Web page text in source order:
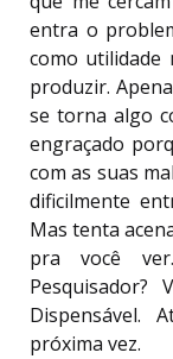
entra o
como utilidade
produzir.
se torna algo
engraçado
com as suas
dificilmente
Mas tenta
pra você
Pesquisador?
Dispensável.
próxima vez.